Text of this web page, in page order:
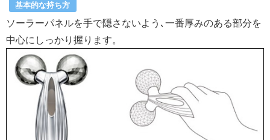
基本的な持ち方
ソーラーパネルを手で隠さないよう､一番厚みのある部分を
中心にしっかり握ります。